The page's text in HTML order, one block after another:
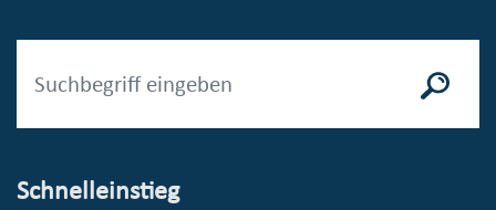
Schnelleinstieg